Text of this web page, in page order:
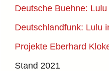
Deutsche Buehne: Lulu
Deutschlandfunk: Lulu
Projekte Eberhard
Stand 2021